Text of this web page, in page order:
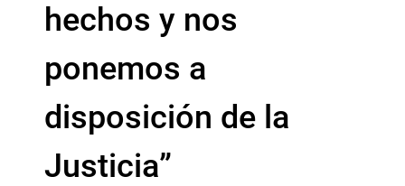
hechos y nos
ponemos a
disposición de la
Justicia”